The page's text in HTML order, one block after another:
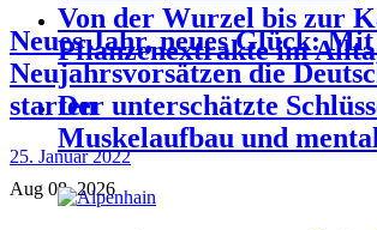
Von der Wurzel bis zur
Pflanzenextrakte im
Der unterschätzte
Muskelaufbau und
Aug 08, 2026
Neues Jahr, neues Glück:
Neujahrsvorsätzen die
starten
25. Januar 2022